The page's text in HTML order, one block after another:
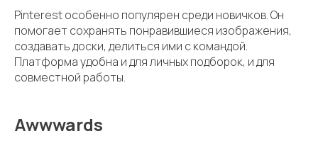
Pinterest особенно популярен среди новичков. Он
помогает сохранять понравившиеся изображения,
создавать доски, делиться ими с командой.
Платформа удобна и для личных подборок, и для
совместной работы.
Awwwards